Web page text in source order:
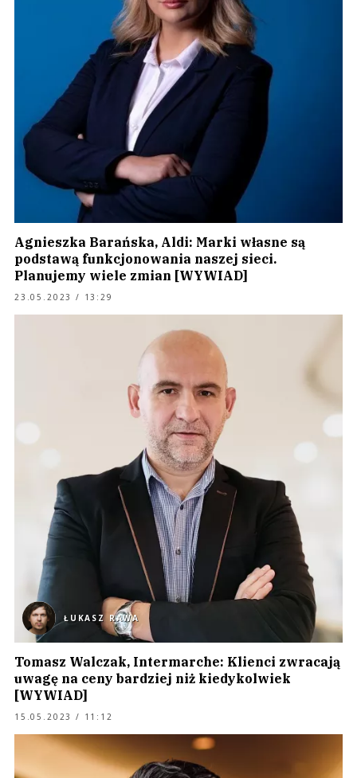
Agnieszka Barańska, Aldi: Marki własne są
podstawą funkcjonowania naszej sieci.
Planujemy wiele zmian [WYWIAD]
23.05.2023 / 13:29
ŁUKASZ RAWA
Tomasz Walczak, Intermarche: Klienci zwracają
uwagę na ceny bardziej niż kiedykolwiek
[WYWIAD]
15.05.2023 / 11:12